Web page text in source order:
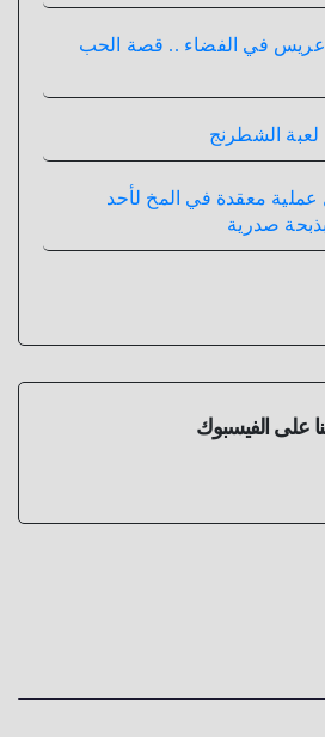
في الفضاء .. قصة الحب
معقدة في المخ لأحد
صدرية
على الفيسبوك